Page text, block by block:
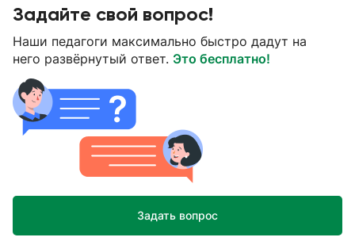
Задайте свой вопрос!
Наши педагоги максимально быстро дадут на
него развёрнутый ответ. Это бесплатно!
Задать вопрос